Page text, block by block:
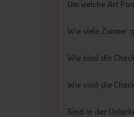
Um welche Art
Wie viele Zimmer
Wie sind die
Wie sind die
Sind in der